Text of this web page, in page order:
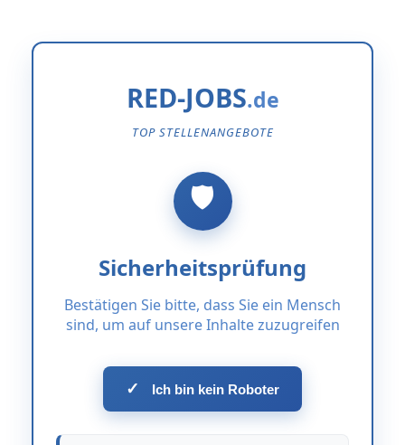
RED-JOBS
TOP STELLENANGEBOTE
Sicherheitsprüfung
Bestätigen Sie bitte, dass Sie ein Mensch
sind, um auf unsere Inhalte zuzugreifen
✓ Ich bin kein Roboter